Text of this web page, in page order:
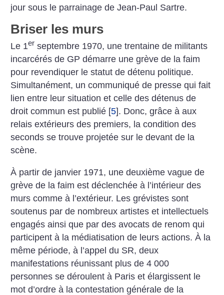
jour sous le parrainage de Jean-Paul Sartre.
Briser les murs
Le 1er septembre 1970, une trentaine de militants
incarcérés de GP démarre une grève de la faim
pour revendiquer le statut de détenu politique.
Simultanément, un communiqué de presse qui fait
lien entre leur situation et celle des détenus de
droit commun est publié [5]. Donc, grâce à aux
relais extérieurs des premiers, la condition des
seconds se trouve projetée sur le devant de la
scène.
À partir de janvier 1971, une deuxième vague de
grève de la faim est déclenchée à l’intérieur des
murs comme à l’extérieur. Les grévistes sont
soutenus par de nombreux artistes et intellectuels
engagés ainsi que par des avocats de renom qui
participent à la médiatisation de leurs actions. À la
même période, à l’appel du SR, deux
manifestations réunissant plus de 4 000
personnes se déroulent à Paris et élargissent le
mot d’ordre à la contestation générale de la